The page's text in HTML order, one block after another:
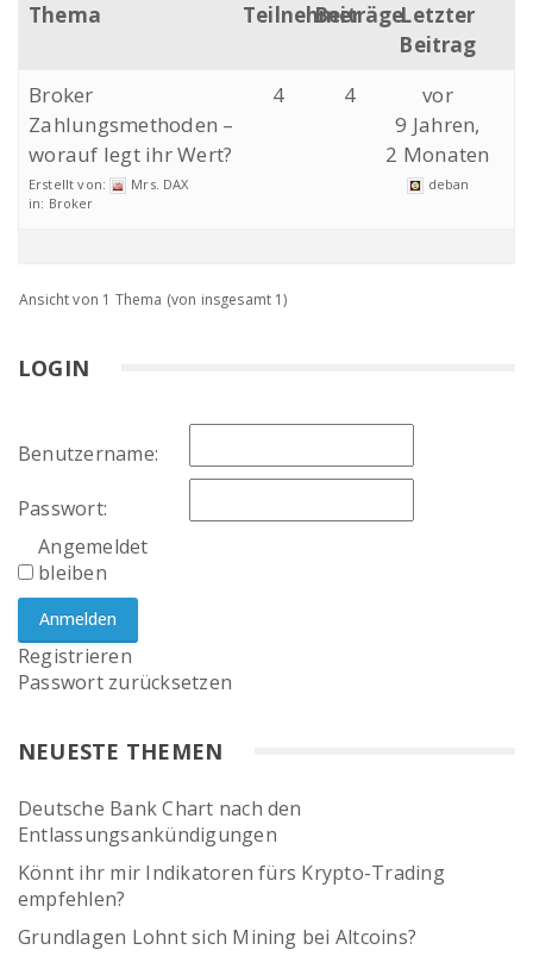
Thema TeilnehmerBeiträgeLetzter
Beitrag
Broker
Zahlungsmethoden –
worauf legt ihr Wert?
Erstellt von:
Mrs. DAX
in: Broker
4 4
vor
9 Jahren,
2 Monaten
deban
Ansicht von 1 Thema (von insgesamt 1)
LOGIN
Benutzername:
Passwort:
Angemeldet
bleiben
Anmelden
Registrieren
Passwort zurücksetzen
NEUESTE THEMEN
Deutsche Bank Chart nach den
Entlassungsankündigungen
Könnt ihr mir Indikatoren fürs Krypto-Trading
empfehlen?
Grundlagen Lohnt sich Mining bei Altcoins?